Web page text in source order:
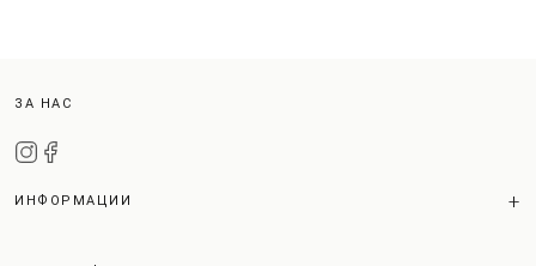
ЗА НАС
ИНФОРМАЦИИ